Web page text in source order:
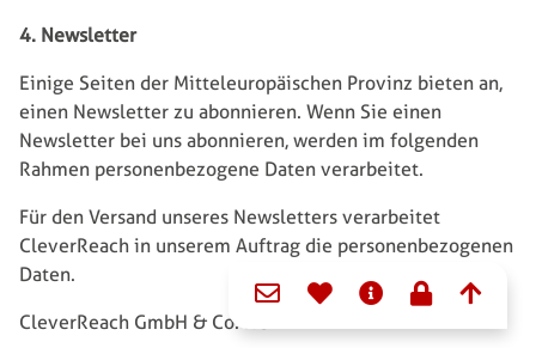
4. Newsletter
Einige Seiten der Mitteleuropäischen Provinz bieten an,
einen Newsletter zu abonnieren. Wenn Sie einen
Newsletter bei uns abonnieren, werden im folgenden
Rahmen personenbezogene Daten verarbeitet.
Für den Versand unseres Newsletters verarbeitet
CleverReach in unserem Auftrag die personenbezogenen
Daten.
CleverReach GmbH & Co. KG
Domain menu for